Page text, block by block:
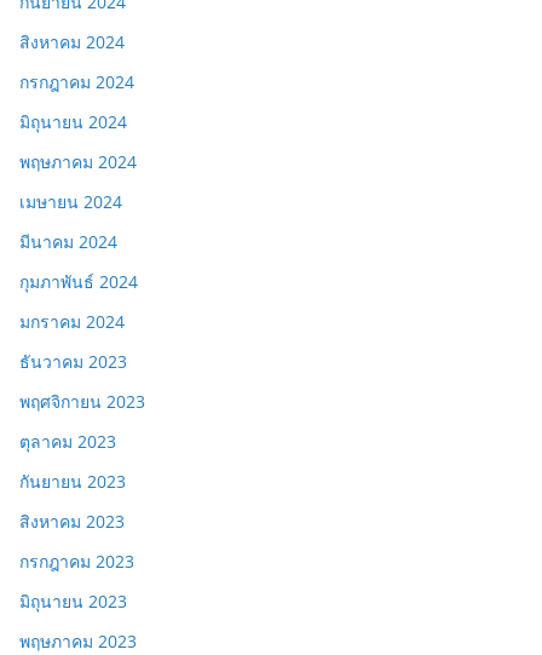
สิงหาคม 2024
กรกฎาคม 2024
มิถุนายน 2024
พฤษภาคม 2024
เมษายน 2024
มีนาคม 2024
กุมภาพันธ์ 2024
มกราคม 2024
ธันวาคม 2023
พฤศจิกายน 2023
ตุลาคม 2023
กันยายน 2023
สิงหาคม 2023
กรกฎาคม 2023
มิถุนายน 2023
พฤษภาคม 2023